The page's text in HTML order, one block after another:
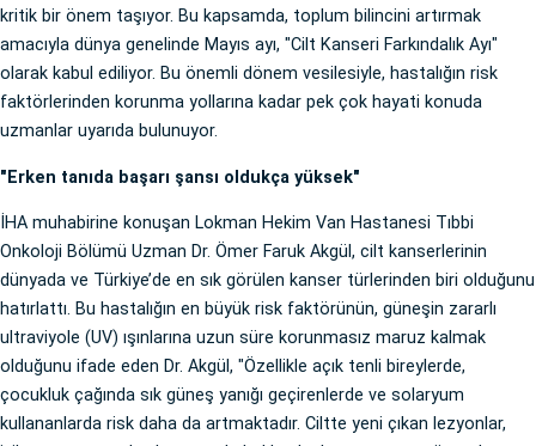
kritik bir önem taşıyor. Bu kapsamda, toplum bilincini artırmak
amacıyla dünya genelinde Mayıs ayı, "Cilt Kanseri Farkındalık Ayı"
olarak kabul ediliyor. Bu önemli dönem vesilesiyle, hastalığın risk
faktörlerinden korunma yollarına kadar pek çok hayati konuda
uzmanlar uyarıda bulunuyor.
"Erken tanıda başarı şansı oldukça yüksek"
İHA muhabirine konuşan Lokman Hekim Van Hastanesi Tıbbi
Onkoloji Bölümü Uzman Dr. Ömer Faruk Akgül, cilt kanserlerinin
dünyada ve Türkiye’de en sık görülen kanser türlerinden biri olduğunu
hatırlattı. Bu hastalığın en büyük risk faktörünün, güneşin zararlı
ultraviyole (UV) ışınlarına uzun süre korunmasız maruz kalmak
olduğunu ifade eden Dr. Akgül, "Özellikle açık tenli bireylerde,
çocukluk çağında sık güneş yanığı geçirenlerde ve solaryum
kullananlarda risk daha da artmaktadır. Ciltte yeni çıkan lezyonlar,